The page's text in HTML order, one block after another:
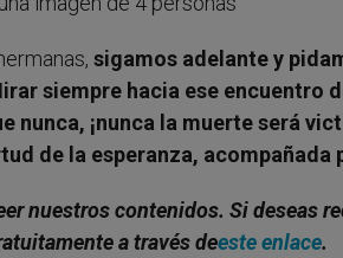
sigamos adelante y
siempre hacia ese encuentro
nunca, ¡nunca la muerte será
de la esperanza, acompañada
nuestros contenidos. Si deseas
a través deeste enlace.